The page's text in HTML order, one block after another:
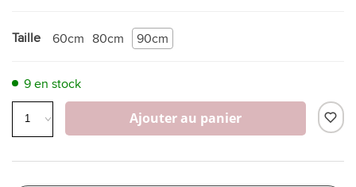
Taille 90cm
60cm 80cm
9 en stock
Ajouter au panier